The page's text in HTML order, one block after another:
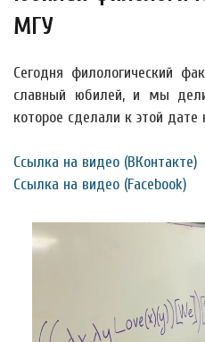
МГУ
Сегодня филологический
славный юбилей, и мы
которое сделали к этой
Ссылка на видео (ВКонтакте)
Ссылка на видео (Facebook)